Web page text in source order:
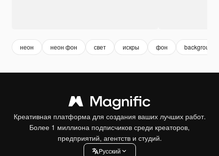
неон неон фон свет искры фон background
Креативная платформа для создания ваших лучших работ.
Более 1 миллиона подписчиков среди креаторов,
предприятий, агентств и студий.
Pусский